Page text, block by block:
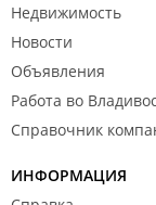
Недвижимость
Новости
Объявления
Работа во
Справочник
ИНФОРМАЦИЯ